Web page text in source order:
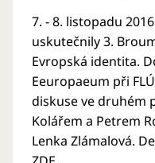
7. - 8. listopadu
uskutečnily 3.
Evropská identita.
Eeuropaeum při
diskuse ve druhém
Kolářem a Petrem
Lenka Zlámalová.